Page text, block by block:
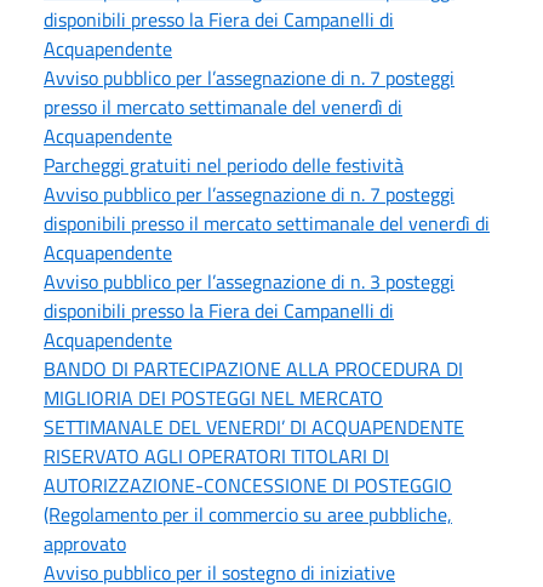
disponibili presso la Fiera dei Campanelli di
Acquapendente
Avviso pubblico per l’assegnazione di n. 7 posteggi
presso il mercato settimanale del venerdì di
Acquapendente
Parcheggi gratuiti nel periodo delle festività
Avviso pubblico per l’assegnazione di n. 7 posteggi
disponibili presso il mercato settimanale del venerdì di
Acquapendente
Avviso pubblico per l’assegnazione di n. 3 posteggi
disponibili presso la Fiera dei Campanelli di
Acquapendente
BANDO DI PARTECIPAZIONE ALLA PROCEDURA DI
MIGLIORIA DEI POSTEGGI NEL MERCATO
SETTIMANALE DEL VENERDI’ DI ACQUAPENDENTE
RISERVATO AGLI OPERATORI TITOLARI DI
AUTORIZZAZIONE-CONCESSIONE DI POSTEGGIO
(Regolamento per il commercio su aree pubbliche,
approvato
Avviso pubblico per il sostegno di iniziative